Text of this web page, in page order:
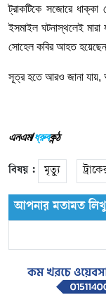
ট্রাকটিকে সজোরে ধাক্কা
ইসমাইল ঘটনাস্থলেই মারা
সোহেল কবির আহত
সূত্র হতে আরও জানা যায়,
এনএম/ধ্রুবকন্ঠ
বিষয় : মৃত্যু
আপনার মতামত